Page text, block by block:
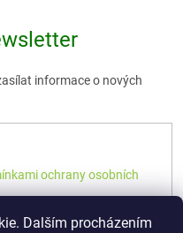
Dalším procházením
informace o nových
ochrany osobních